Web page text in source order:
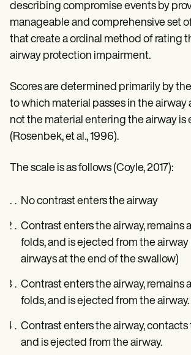
describing compromise events by
manageable and comprehensive set
that create a ordinal method of rating
airway protection impairment.
Scores are determined primarily by
to which material passes in the airway
not the material entering the airway is
(Rosenbek, et al., 1996).
The scale is as follows (Coyle, 2017):
No contrast enters the airway
Contrast enters the airway, remains
folds, and is ejected from the airway
airways at the end of the swallow)
Contrast enters the airway, remains
folds, and is ejected from the airway.
Contrast enters the airway, contacts
and is ejected from the airway.